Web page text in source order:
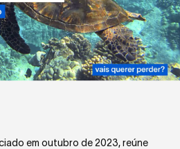
em outubro de 2023, reúne